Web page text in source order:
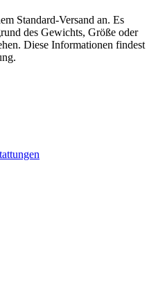
Standard-Versand an. Es
des Gewichts, Größe oder
Diese Informationen findest